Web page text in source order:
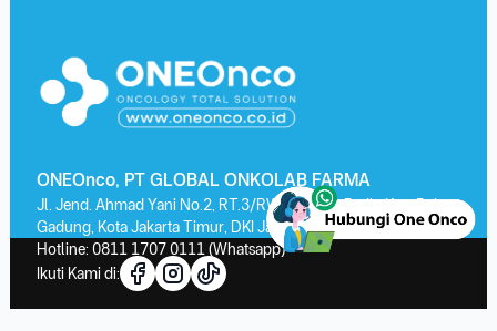
ONEOnco, PT GLOBAL ONKOLAB FARMA
Jl. Jend. Ahmad Yani No.2, RT.3/RW.13, Kayu Putih, Kec. Pulo
Gadung, Kota Jakarta Timur, DKI Jakarta 13210
Hotline: 0811 1707 0111 (Whatsapp)
Ikuti Kami di: